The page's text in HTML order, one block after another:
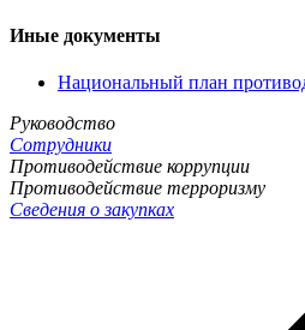
Иные документы
Национальный план
Руководство
Сотрудники
Противодействие коррупции
Противодействие терроризму
Сведения о закупках